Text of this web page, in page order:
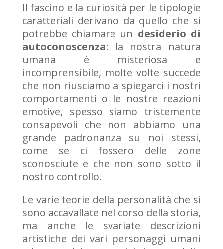
Il fascino e la curiosità per le tipologie
caratteriali derivano da quello che si
potrebbe chiamare un desiderio di
autoconoscenza: la nostra natura
umana è misteriosa e
incomprensibile, molte volte succede
che non riusciamo a spiegarci i nostri
comportamenti o le nostre reazioni
emotive, spesso siamo tristemente
consapevoli che non abbiamo una
grande padronanza su noi stessi,
come se ci fossero delle zone
sconosciute e che non sono sotto il
nostro controllo.
Le varie teorie della personalità che si
sono accavallate nel corso della storia,
ma anche le svariate descrizioni
artistiche dei vari personaggi umani